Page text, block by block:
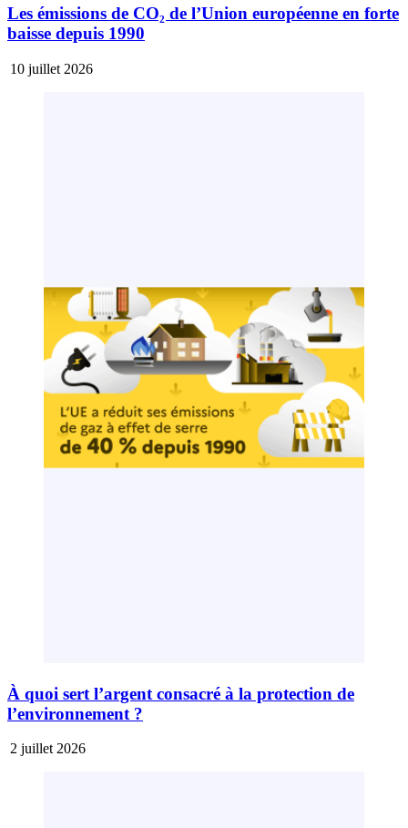
Les émissions de CO₂ de l’Union européenne en forte
baisse depuis 1990
10 juillet 2026
À quoi sert l’argent consacré à la protection de
l’environnement ?
2 juillet 2026